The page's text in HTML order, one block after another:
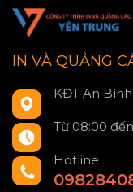
IN VÀ QUẢNG
KĐT An
Từ 08:00
Hotline